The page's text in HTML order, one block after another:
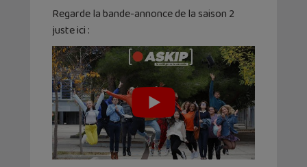
Regarde la bande-annonce de la saison 2
juste ici :